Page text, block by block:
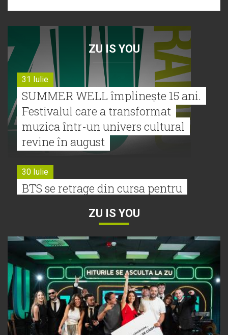
ZU IS YOU
31 Iulie
SUMMER WELL împlinește 15 ani.
Festivalul care a transformat
muzica într-un univers cultural
revine în august
30 Iulie
BTS se retrage din cursa pentru
Tyla a lansat un nou album:
„A*Pop”
30 Iulie
Alexia lansează videoclipul oficial
pentru „Nu mai am nume”
ZU IS YOU